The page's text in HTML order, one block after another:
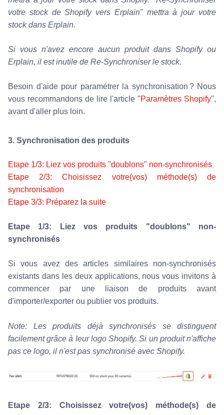
votre stock de Shopify vers Erplain" mettra à jour votre
stock dans Erplain.
Si vous n'avez encore aucun produit dans Shopify ou
Erplain, il est inutile de Re-Synchroniser le stock.
Besoin d'aide pour paramétrer la synchronisation ? Nous
vous recommandons de lire l'article "Paramètres Shopify",
avant d'aller plus loin.
3. Synchronisation des produits
Etape 1/3: Liez vos produits "doublons" non-synchronisés
Etape 2/3: Choisissez votre(vos) méthode(s) de
synchronisation
Etape 3/3: Préparez la suite
Etape 1/3: Liez vos produits "doublons" non-
synchronisés
Si vous avez des articles similaires non-synchronisés
existants dans les deux applications, nous vous invitons à
commencer par une liaison de produits avant
d'importer/exporter ou publier vos produits.
Note: Les produits déjà synchronisés se distinguent
facilement grâce à leur logo Shopify. Si un produit n'affiche
pas ce logo, il n'est pas synchronisé avec Shopify.
Etape 2/3: Choisissez votre(vos) méthode(s) de